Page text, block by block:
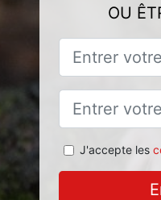
OU
J'accepte les